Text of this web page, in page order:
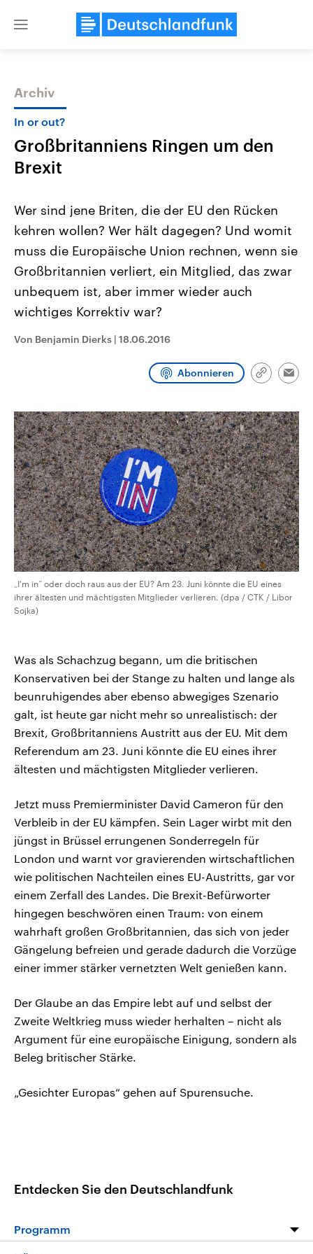
Close
Themen
Landtagswahl Sachsen-Anhalt
2026
Alle Informationen
Sachsen-Anhalt wählt am 6.
September 2026 einen neuen
Landtag. Seit 2021 wird das
Bundesland von einer Koalition aus
CDU, SPD und FDP regiert.-
Umfragen, Prognosen,
Wahlprogramme, aktuelle Berichte
und Kandidaten der anstehenden
Aktuelle Beiträge,
Hintergründe
Wirtschaftlich und
gehören die Vereinigten
den mächtigsten Ländern
Archiv
In or out?
Großbritanniens Ringen um den
Brexit
Wer sind jene Briten, die der EU den Rücken
kehren wollen? Wer hält dagegen? Und womit
muss die Europäische Union rechnen, wenn sie
Großbritannien verliert, ein Mitglied, das zwar
unbequem ist, aber immer wieder auch
wichtiges Korrektiv war?
Von Benjamin Dierks | 18.06.2016
Abonnieren
Link
„I'm in“ oder doch raus aus der EU? Am 23. Juni könnte die EU eines
ihrer ältesten und mächtigsten Mitglieder verlieren. (dpa / CTK / Libor
Sojka)
Was als Schachzug begann, um die britischen
Konservativen bei der Stange zu halten und lange als
beunruhigendes aber ebenso abwegiges Szenario
galt, ist heute gar nicht mehr so unrealistisch: der
Brexit, Großbritanniens Austritt aus der EU. Mit dem
Referendum am 23. Juni könnte die EU eines ihrer
ältesten und mächtigsten Mitglieder verlieren.
Jetzt muss Premierminister David Cameron für den
Verbleib in der EU kämpfen. Sein Lager wirbt mit den
jüngst in Brüssel errungenen Sonderregeln für
London und warnt vor gravierenden wirtschaftlichen
wie politischen Nachteilen eines EU-Austritts, gar vor
einem Zerfall des Landes. Die Brexit-Befürworter
hingegen beschwören einen Traum: von einem
wahrhaft großen Großbritannien, das sich von jeder
Gängelung befreien und gerade dadurch die Vorzüge
einer immer stärker vernetzten Welt genießen kann.
Der Glaube an das Empire lebt auf und selbst der
Zweite Weltkrieg muss wieder herhalten – nicht als
Argument für eine europäische Einigung, sondern als
Beleg britischer Stärke.
„Gesichter Europas“ gehen auf Spurensuche.
Entdecken Sie den Deutschlandfunk
Programm